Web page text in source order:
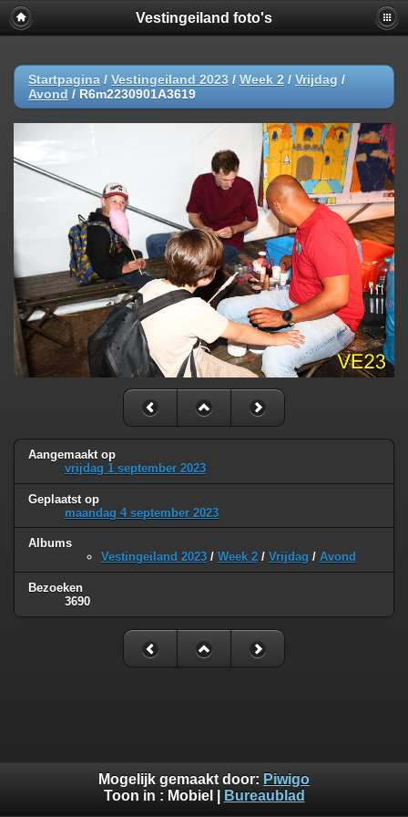
Vestingeiland foto's
Startpagina / Vestingeiland 2023 / Week 2 / Vrijdag /
Avond / R6m2230901A3619
Aangemaakt op
vrijdag 1 september 2023
Geplaatst op
maandag 4 september 2023
Albums
Vestingeiland 2023 / Week 2 / Vrijdag / Avond
Bezoeken
3690
Mogelijk gemaakt door: Piwigo
Toon in : Mobiel Bureaublad